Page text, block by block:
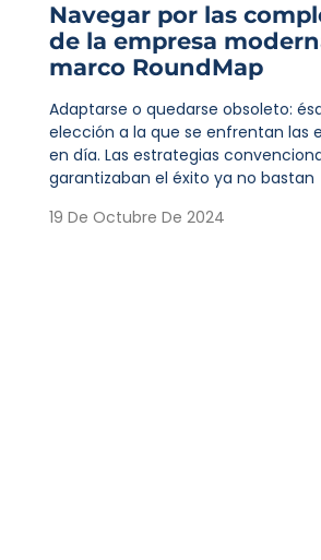
Navegar por las
de la empresa
marco RoundMap
Adaptarse o quedarse obsoleto:
elección a la que se enfrentan las
en día. Las estrategias
garantizaban el éxito ya no bastan
19 De Octubre De 2024